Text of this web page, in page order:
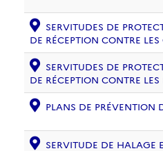
SERVITUDES DE
DE RÉCEPTION CONTRE
SERVITUDES DE
DE RÉCEPTION CONTRE
PLANS DE PRÉVENTION
SERVITUDE DE HALAGE